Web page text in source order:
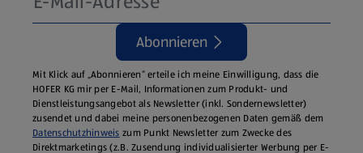
Abonnieren
Mit Klick auf „Abonnieren“ erteile ich meine Einwilligung, dass die
HOFER KG mir per E-Mail, Informationen zum Produkt- und
Dienstleistungsangebot als Newsletter (inkl. Sondernewsletter)
zusendet und dabei meine personenbezogenen Daten gemäß dem
Datenschutzhinweis zum Punkt Newsletter zum Zwecke des
Direktmarketings (z.B. Zusendung individualisierter Werbung per E-